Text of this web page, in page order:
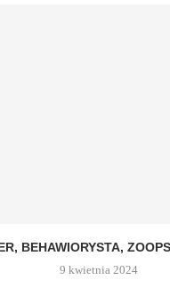
BEHAWIORYSTA,
9 kwietnia 2024